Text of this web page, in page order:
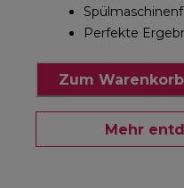
Perfekte
Zum
Mehr